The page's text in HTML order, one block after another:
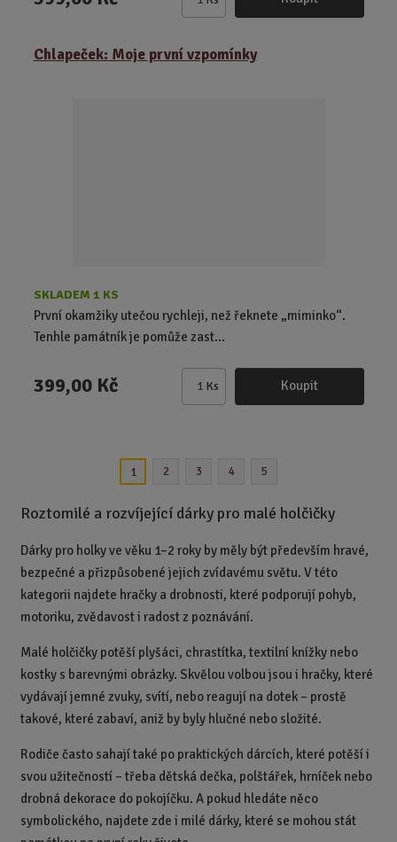
Z
n
Chlapeček: Moje první vzpomínky
SKLADEM 1 KS
První okamžiky utečou rychleji, než řeknete „miminko“.
Tenhle památník je pomůže zast...
399,00 Kč
Z
p
č
e
t
Ks Koupit
1 2 3 4 5
Roztomilé a rozvíjející dárky pro malé holčičky
Dárky pro holky ve věku 1–2 roky by měly být především hravé,
bezpečné a přizpůsobené jejich zvídavému světu. V této
kategorii najdete hračky a drobnosti, které podporují pohyb,
motoriku, zvědavost i radost z poznávání.
Malé holčičky potěší plyšáci, chrastítka, textilní knížky nebo
kostky s barevnými obrázky. Skvělou volbou jsou i hračky, které
vydávají jemné zvuky, svítí, nebo reagují na dotek – prostě
takové, které zabaví, aniž by byly hlučné nebo složité.
Rodiče často sahají také po praktických dárcích, které potěší i
svou užitečností – třeba dětská dečka, polštářek, hrníček nebo
drobná dekorace do pokojíčku. A pokud hledáte něco
symbolického, najdete zde i milé dárky, které se mohou stát